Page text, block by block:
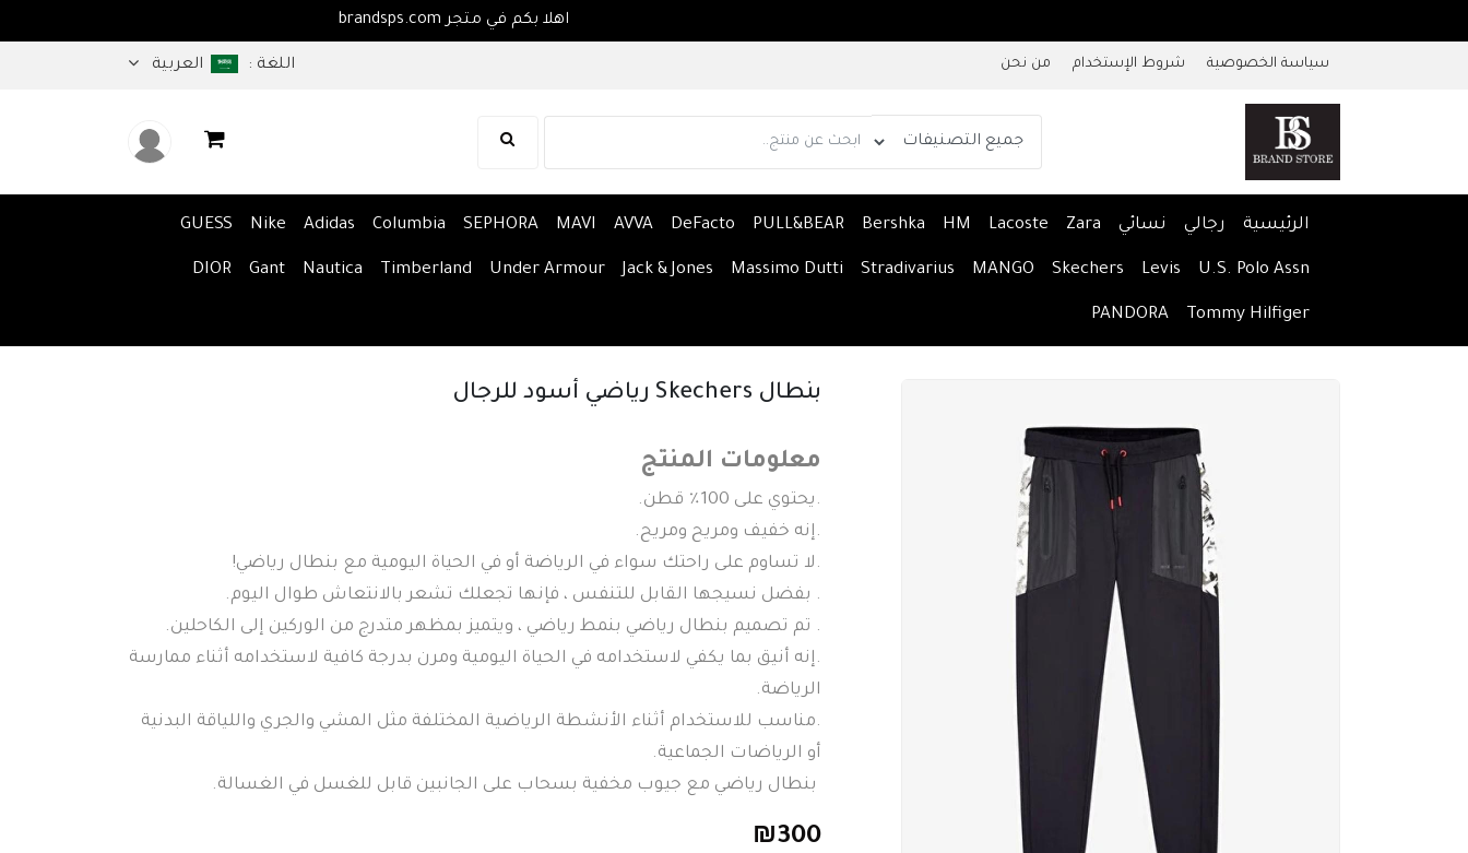
اهلا بكم في متجر brandsps.com
سياسة الخصوصية شروط الإستخدام من نحن اللغة : العربية
الرئيسية رجالي نسائي Zara
Lacoste
HM
Bershka
PULL&BEAR
DeFacto
AVVA
MAVI
SEPHORA
Columbia
Adidas
Nike
GUESS
U.S. Polo Assn
Levis
Skechers
MANGO
Stradivarius
Massimo Dutti
Jack & Jones
Under Armour
Timberland
Nautica
Gant
DIOR
Tommy Hilfiger
PANDORA
بنطال Skechers رياضي أسود للرجال
معلومات المنتج
.يحتوي على 100٪ قطن.
.إنه خفيف ومريح ومريح.
.لا تساوم على راحتك سواء في الرياضة أو في الحياة اليومية مع بنطال رياضي!
. بفضل نسيجها القابل للتنفس ، فإنها تجعلك تشعر بالانتعاش طوال اليوم.
. تم تصميم بنطال رياضي بنمط رياضي ، ويتميز بمظهر متدرج من الوركين إلى الكاحلين.
.إنه أنيق بما يكفي لاستخدامه في الحياة اليومية ومرن بدرجة كافية لاستخدامه أثناء ممارسة
الرياضة.
.مناسب للاستخدام أثناء الأنشطة الرياضية المختلفة مثل المشي والجري واللياقة البدنية
أو الرياضات الجماعية.
بنطال رياضي مع جيوب مخفية بسحاب على الجانبين قابل للغسل في الغسالة.
₪300